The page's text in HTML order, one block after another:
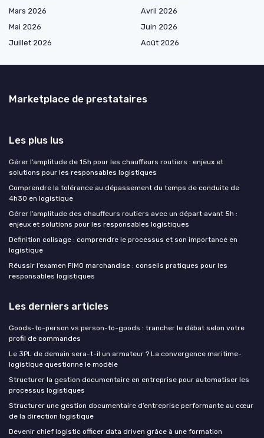
Mars 2026
Avril 2026
Mai 2026
Juin 2026
Juillet 2026
Août 2026
Marketplace de prestataires
Les plus lus
Gérer l’amplitude de 15h pour les chauffeurs routiers : enjeux et
solutions pour les responsables logistiques
Comprendre la tolérance au dépassement du temps de conduite de
4h30 en logistique
Gérer l’amplitude des chauffeurs routiers avec un départ avant 5h :
enjeux et solutions pour les responsables logistiques
Definition colisage : comprendre le processus et son importance en
logistique
Réussir l’examen FIMO marchandise : conseils pratiques pour les
responsables logistiques
Les derniers articles
Goods-to-person vs person-to-goods : trancher le débat selon votre
profil de commandes
Le 3PL de demain sera-t-il un armateur ? La convergence maritime-
logistique questionne le modèle
Structurer la gestion documentaire en entreprise pour automatiser les
processus logistiques
Structurer une gestion documentaire d’entreprise performante au cœur
de la direction logistique
Devenir chief logistic officer data driven grâce à une formation